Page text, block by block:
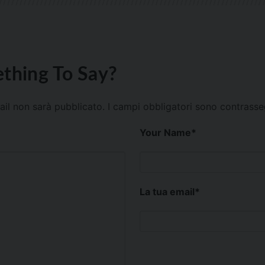
To Say?
non sarà pubblicato. I campi obbligatori sono
Your Name*
La tua email*